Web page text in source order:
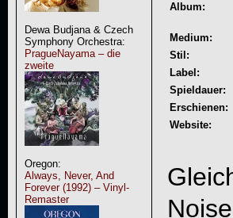
Dewa Budjana & Czech
Symphony Orchestra:
PragueNayama – die
zweite
Oregon:
Always, Never, And
Forever (1992) – Vinyl-
Remaster
Album:
Medium:
Stil:
Label:
Spieldauer:
Erschienen:
Website: